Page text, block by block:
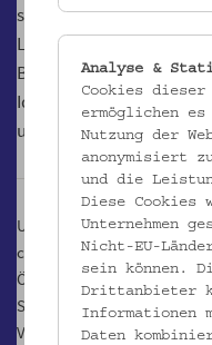
schenkte sich selbst ein
Lastendreirades. Nun,
Beispielsweise mit
Idam eine temporäre
und vor dem Museum für
Und weil sich als ideale
chinesischen
Österreich anbietet, wird die
Supplementäres«
Verkostung ausschenken.
Analyse &
Cookies dieser
ermöglichen
Nutzung der
anonymisiert
und die
Diese Cookies
Unternehmen
Nicht-EU-
sein können.
Drittanbieter
Informationen
Daten